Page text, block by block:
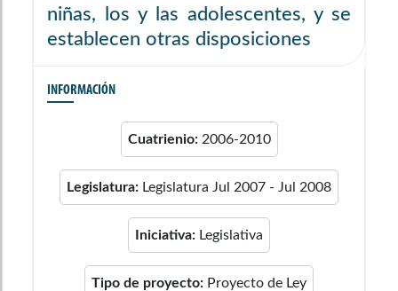
niñas, los y las adolescentes, y se
establecen otras disposiciones
INFORMACIÓN
Cuatrienio: 2006-2010
Legislatura: Legislatura Jul 2007 - Jul 2008
Iniciativa: Legislativa
Tipo de proyecto: Proyecto de Ley